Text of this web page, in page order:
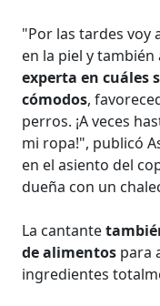
"Por las tardes voy
en la piel y
experta en cuáles
cómodos,
perros. ¡A veces
mi ropa!", publicó
en el asiento del
dueña con un
La cantante
de alimentos para
ingredientes